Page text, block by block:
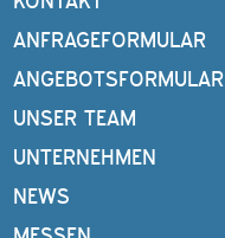
ANFRAGEFORMULAR
ANGEBOTSFORMULAR
UNSER TEAM
UNTERNEHMEN
NEWS